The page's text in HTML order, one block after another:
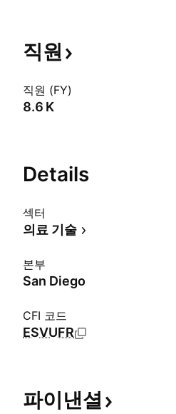
직원
직원 (FY)
‪8.6 K‬
Details
섹터
의료 기술
본부
San Diego
CFI 코드
ESVUFR
파이낸셜